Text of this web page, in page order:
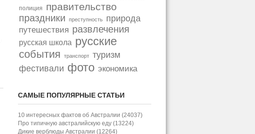
полиция правительство
праздники преступность природа
путешествия развлечения
русская школа русские
события транспорт туризм
фестивали фото экономика
САМЫЕ ПОПУЛЯРНЫЕ СТАТЬИ
10 интересных фактов об Австралии (24037)
Про типичную австралийскую еду (13224)
Дикие верблюды Австралии (12264)